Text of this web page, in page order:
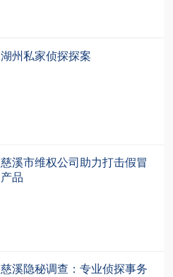
湖州私家侦探探案
慈溪市维权公司助力打击假冒
产品
慈溪隐秘调查：专业侦探事务